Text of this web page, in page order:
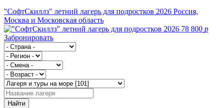
"СофтСкиллз" летний лагерь для подростков 2026 Россия,
Москва и Московская область
78 800 p
Забронировать
Найти